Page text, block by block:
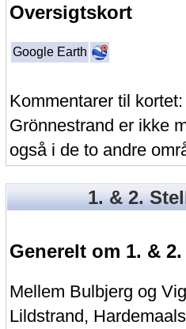
Oversigtskort
Google Earth
Kommentarer til
Grönnestrand er ikke
også i de to andre
1. & 2.
Generelt om 1. &
Mellem Bulbjerg og
Lildstrand,